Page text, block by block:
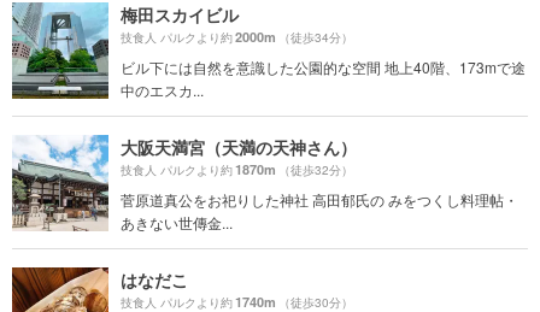
梅田スカイビル
技食人 パルクより約2000m （徒歩34分）
ビル下には自然を意識した公園的な空間 地上40階、173mで途
中のエスカ...
大阪天満宮（天満の天神さん）
技食人 パルクより約1870m （徒歩32分）
菅原道真公をお祀りした神社 高田郁氏の みをつくし料理帖・
あきない世傳金...
はなだこ
技食人 パルクより約1740m （徒歩30分）